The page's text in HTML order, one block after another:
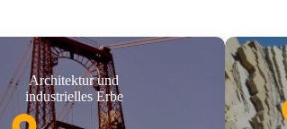
Architektur und
industrielles Erbe